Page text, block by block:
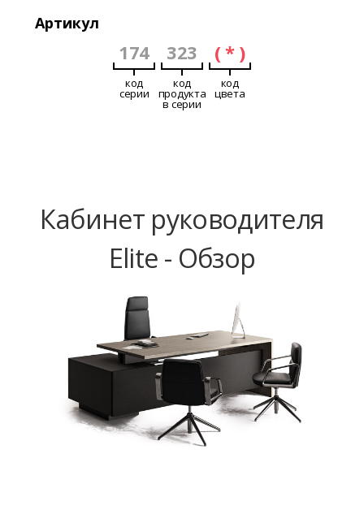
Артикул
174
код
серии
323
код
продукта
в серии
( * )
код
цвета
Кабинет руководителя
Elite - Обзор